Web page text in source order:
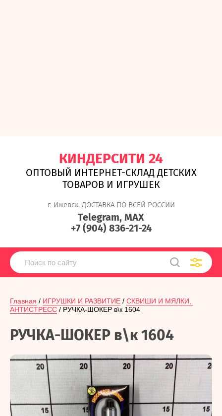
КИНДЕРСИТИ 24
ОПТОВЫЙ ИНТЕРНЕТ-СКЛАД ДЕТСКИХ
ТОВАРОВ И ИГРУШЕК
г. Ижевск, ДОСТАВКА ПО ВСЕЙ РОССИИ
Telegram, MAX
+7 (904) 836-21-24
Главная / ИГРУШКИ И РАЗВИТИЕ / СКВИШИ И МЯЛКИ,
АНТИСТРЕСС / РУЧКА-ШОКЕР в\к 1604
РУЧКА-ШОКЕР в\к 1604